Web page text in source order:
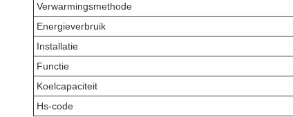
Verwarmingsmethode
Energieverbruik
Installatie
Functie
Koelcapaciteit
Hs-code